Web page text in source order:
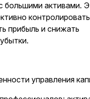
большими активами.
прибыль и снижать
управления